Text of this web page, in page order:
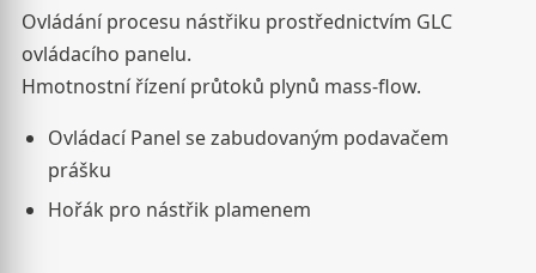
Ovládání procesu nástřiku prostřednictvím GLC
ovládacího panelu.
Hmotnostní řízení průtoků plynů mass-flow.
Ovládací Panel se zabudovaným podavačem
prášku
Hořák pro nástřik plamenem